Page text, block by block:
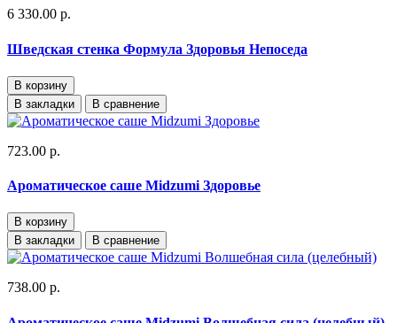
6 330.00 р.
Шведская стенка Формула Здоровья Непоседа
В корзину
В закладки
В сравнение
723.00 р.
Ароматическое саше Midzumi Здоровье
В корзину
В закладки
В сравнение
738.00 р.